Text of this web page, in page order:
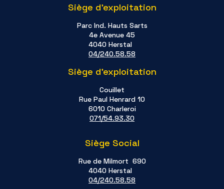
Siège d'exploitation
Parc Ind. Hauts Sarts
4e Avenue 45
4040 Herstal
04/240.58.58
Siège d'exploitation
Couillet
Rue Paul Henrard 10
6010 Charleroi
071/54.93.30
Siège Social
Rue de Milmort 690
4040 Herstal
04/240.58.58